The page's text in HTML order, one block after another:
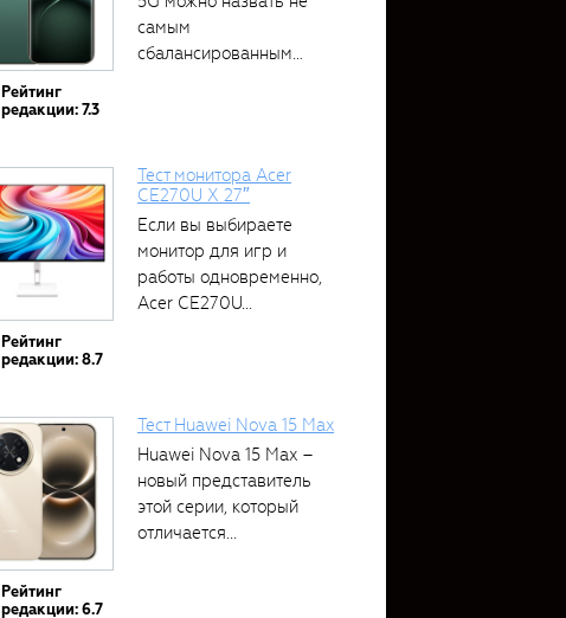
Рейтинг
редакции: 7.3
самым
сбалансированным
Рейтинг
редакции: 8.7
Тест монитора Acer
CE270U X 27″
Если вы выбираете
монитор для игр и
работы одновременно,
Acer CE270U...
Рейтинг
редакции: 6.7
Тест Huawei Nova 15 Max
Huawei Nova 15 Max –
новый представитель
этой серии, который
отличается...